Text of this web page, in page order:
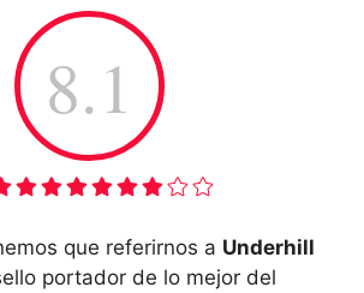
8.1
que referirnos a Underhill
portador de lo mejor del